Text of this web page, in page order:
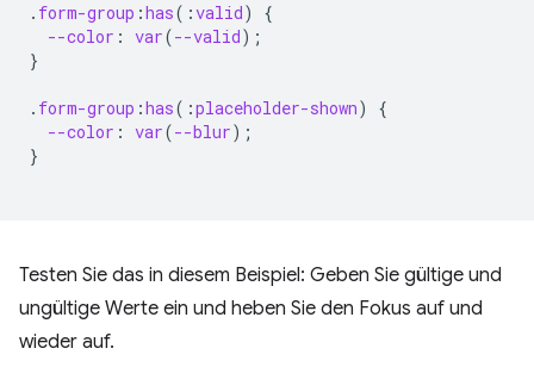
. form-group :has( :valid)
{
--color : var(--valid);
}
. form-group :has( :placeholder-shown)
{
--color : var(--blur);
}
Testen Sie das in diesem Beispiel: Geben Sie gültige und
ungültige Werte ein und heben Sie den Fokus auf und
wieder auf.